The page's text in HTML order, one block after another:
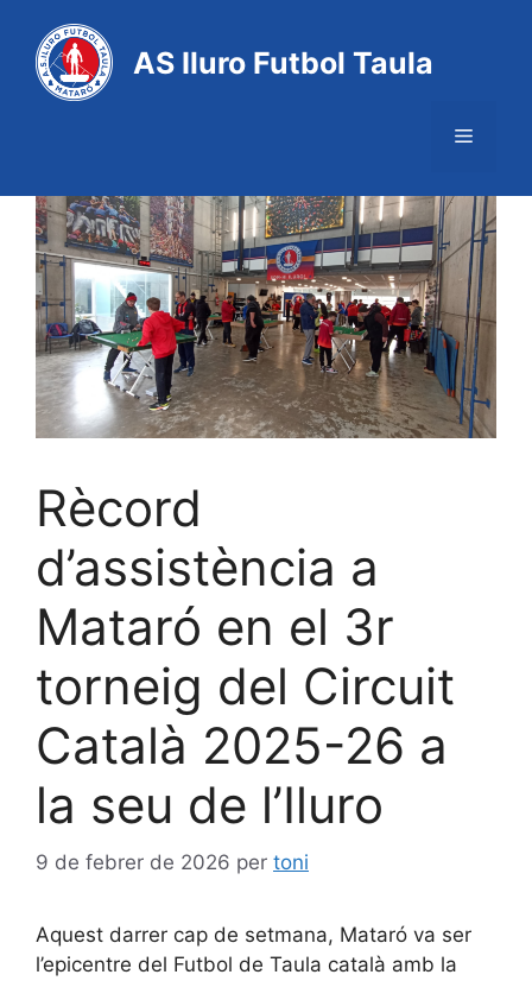
AS Iluro Futbol Taula
Rècord
d’assistència a
Mataró en el 3r
torneig del Circuit
Català 2025-26 a
la seu de l’Iluro
9 de febrer de 2026 per toni
Aquest darrer cap de setmana, Mataró va ser
l’epicentre del Futbol de Taula català amb la